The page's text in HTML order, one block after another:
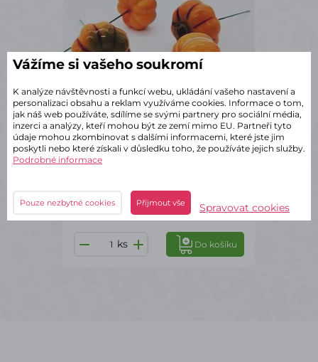
✔ Skladem – odeslání do 2 dnů
60 Kč s DPH
ks Do košíku
Vážíme si vašeho soukromí
K analýze návštěvnosti a funkcí webu, ukládání vašeho nastavení a
personalizaci obsahu a reklam využíváme cookies. Informace o tom,
jak náš web používáte, sdílíme se svými partnery pro sociální média,
inzerci a analýzy, kteří mohou být ze zemí mimo EU. Partneři tyto
údaje mohou zkombinovat s dalšími informacemi, které jste jim
poskytli nebo které získali v důsledku toho, že používáte jejich služby.
Podrobné informace
Pouze nezbytné cookies Přijmout vše Spravovat cookies